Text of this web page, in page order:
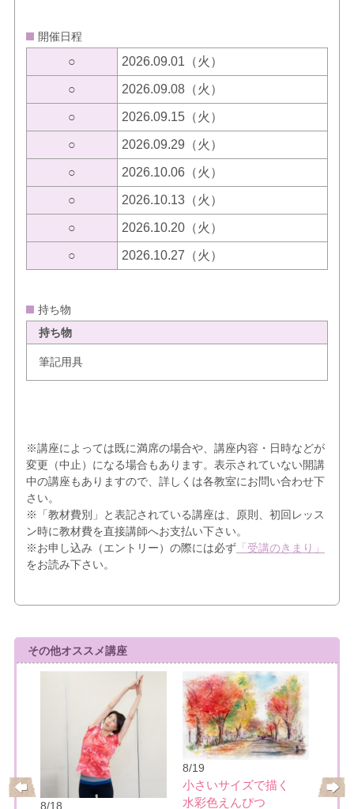
開催日程
○ 2026.09.01（火）
○ 2026.09.08（火）
○ 2026.09.15（火）
○ 2026.09.29（火）
○ 2026.10.06（火）
○ 2026.10.13（火）
○ 2026.10.20（火）
○ 2026.10.27（火）
持ち物
持ち物
筆記用具
※講座によっては既に満席の場合や、講座内容・日時などが
変更（中止）になる場合もあります。表示されていない開講
中の講座もありますので、詳しくは各教室にお問い合わせ下
さい。
※「教材費別」と表記されている講座は、原則、初回レッス
ン時に教材費を直接講師へお支払い下さい。
※お申し込み（エントリー）の際には必ず「受講のきまり」
をお読み下さい。
その他オススメ講座
8/18
8/19
小さいサイズで描く
水彩色えんぴつ